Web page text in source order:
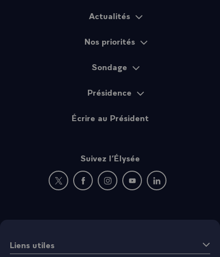
Actualités
Nos priorités
Sondage
Présidence
Écrire au Président
Suivez l’Élysée
Nouvelle fenêtre : rejoignez-nous sur Twitter
Nouvelle fenêtre : rejoignez-nous sur
Nouvelle fenêtre : rejoignez-nous
Nouvelle fenêtre :
Nouvelle fenêtre :
Liens utiles